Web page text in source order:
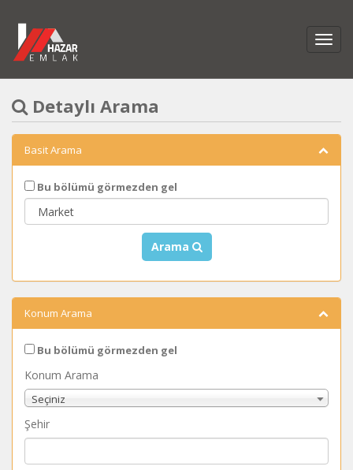
Detaylı Arama
Basit Arama
Bu bölümü görmezden gel
Arama
Konum Arama
Bu bölümü görmezden gel
Konum Arama
Seçiniz
Şehir